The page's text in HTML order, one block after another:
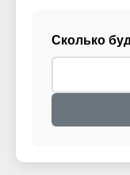
Сколько